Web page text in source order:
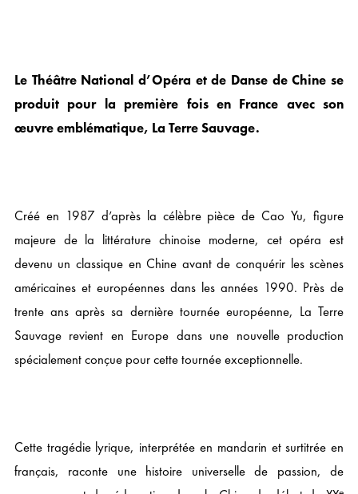
Le Théâtre National d’Opéra et de Danse de Chine se
produit pour la première fois en France avec son
œuvre emblématique, La Terre Sauvage.
Créé en 1987 d’après la célèbre pièce de Cao Yu, figure
majeure de la littérature chinoise moderne, cet opéra est
devenu un classique en Chine avant de conquérir les scènes
américaines et européennes dans les années 1990. Près de
trente ans après sa dernière tournée européenne, La Terre
Sauvage revient en Europe dans une nouvelle production
spécialement conçue pour cette tournée exceptionnelle.
Cette tragédie lyrique, interprétée en mandarin et surtitrée en
français, raconte une histoire universelle de passion, de